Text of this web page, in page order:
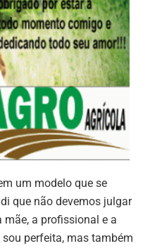
um modelo que se
que não devemos julgar
mãe, a profissional e a
perfeita, mas também